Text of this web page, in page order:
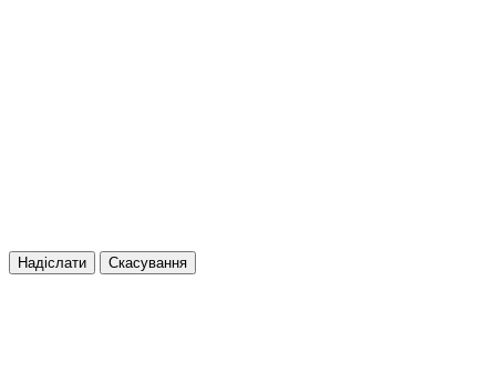
Надіслати Скасування